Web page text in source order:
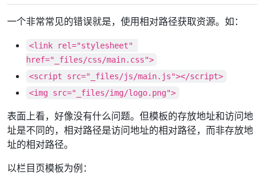
一个非常常见的错误就是，使用相对路径获取资源。如：
<link rel="stylesheet"
href="_files/css/main.css">
<script src="_files/js/main.js"></script>
<img src="_files/img/logo.png">
表面上看，好像没有什么问题。但模板的存放地址和访问地
址是不同的，相对路径是访问地址的相对路径，而非存放地
址的相对路径。
以栏目页模板为例：